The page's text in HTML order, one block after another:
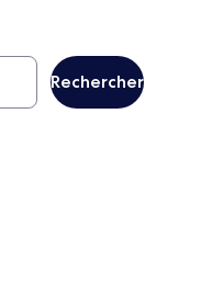
Rechercher